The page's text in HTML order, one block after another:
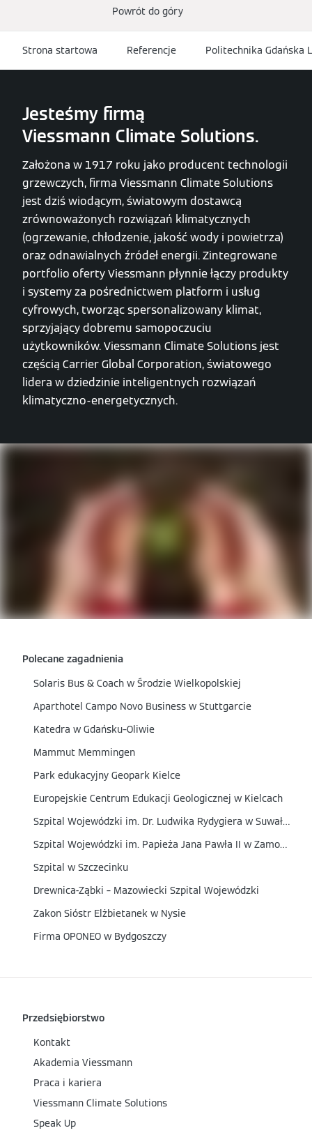
Powrót do góry
Strona startowa Referencje Politechnika Gdańska
Jesteśmy firmą
Viessmann Climate Solutions.
Założona w 1917 roku jako producent technologii
grzewczych, firma Viessmann Climate Solutions
jest dziś wiodącym, światowym dostawcą
zrównoważonych rozwiązań klimatycznych
(ogrzewanie, chłodzenie, jakość wody i powietrza)
oraz odnawialnych źródeł energii. Zintegrowane
portfolio oferty Viessmann płynnie łączy produkty
i systemy za pośrednictwem platform i usług
cyfrowych, tworząc spersonalizowany klimat,
sprzyjający dobremu samopoczuciu
użytkowników. Viessmann Climate Solutions jest
częścią Carrier Global Corporation, światowego
lidera w dziedzinie inteligentnych rozwiązań
klimatyczno-energetycznych.
Polecane zagadnienia
Solaris Bus & Coach w Środzie Wielkopolskiej
Aparthotel Campo Novo Business w Stuttgarcie
Katedra w Gdańsku–Oliwie
Mammut Memmingen
Park edukacyjny Geopark Kielce
Europejskie Centrum Edukacji Geologicznej w Kielcach
Szpital Wojewódzki im. Dr. Ludwika Rydygiera w Suwałkach
Szpital Wojewódzki im. Papieża Jana Pawła II w Zamościu
Szpital w Szczecinku
Drewnica-Ząbki – Mazowiecki Szpital Wojewódzki
Zakon Sióstr Elżbietanek w Nysie
Firma OPONEO w Bydgoszczy
Przedsiębiorstwo
Kontakt
Akademia Viessmann
Praca i kariera
Viessmann Climate Solutions
Speak Up